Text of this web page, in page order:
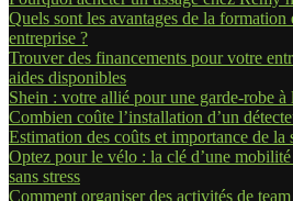
Quels sont les avantages de la
entreprise ?
Trouver des financements pour votre
aides disponibles
Shein : votre allié pour une garde-robe à
Combien coûte l’installation d’un
Estimation des coûts et importance de la
Optez pour le vélo : la clé d’une
sans stress
Comment organiser des activités de